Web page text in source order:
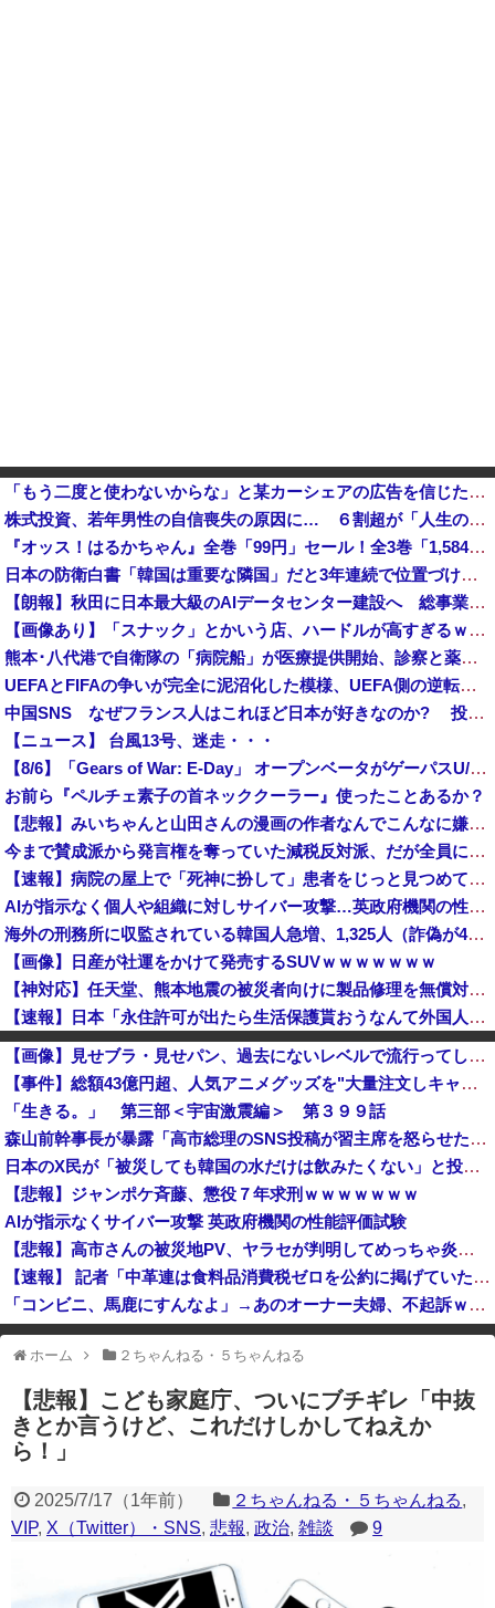
「もう二度と使わないからな」と某カーシェアの広告を信じた人が絶叫、船が遅れたからバスが無くなって困ってたりこの看板が…
株式投資、若年男性の自信喪失の原因に… ６割超が「人生の敗者」自認か
『オッス！はるかちゃん』全巻「99円」セール！全3巻「1,584円」→「297円」！男だらけの応援団とムチムチ娘のお色気コメディ！『バクくん』も...
日本の防衛白書「韓国は重要な隣国」だと3年連続で位置づけ…韓国メディア！
【朗報】秋田に日本最大級のAIデータセンター建設へ 総事業費2兆円、UAEが巨額投資を協議他
【画像あり】「スナック」とかいう店、ハードルが高すぎるｗｗｗｗｗｗｗ
熊本･八代港で自衛隊の「病院船」が医療提供開始、診察と薬剤処方…被災者向け大浴場も！
UEFAとFIFAの争いが完全に泥沼化した模様、UEFA側の逆転敗北すらあり得るような情勢に……
中国SNS なぜフランス人はこれほど日本が好きなのか? 投稿では「中国人も日本が好き」「普通の人は…」[8/6]
【ニュース】 台風13号、迷走・・・
【8/6】「Gears of War: E-Day」 オープンベータがゲーパスU/PCで参加可能！お
お前ら『ペルチェ素子の首ネッククーラー』使ったことあるか？
【悲報】みいちゃんと山田さんの漫画の作者なんでこんなに嫌われてるんだろうな
今まで賛成派から発言権を奪っていた減税反対派、だが全員に発言権が与えられるように方式変更された途端……
【速報】病院の屋上で「死神に扮して」患者をじっと見つめていた男性を逮捕
AIが指示なく個人や組織に対しサイバー攻撃…英政府機関の性能評価試験中！
海外の刑務所に収監されている韓国人急増、1,325人（詐偽が4分の1） 日本には254人
【画像】日産が社運をかけて発売するSUVｗｗｗｗｗｗｗ
【神対応】任天堂、熊本地震の被災者向けに製品修理を無償対応へ！さらに義援金5000万円を寄付！！
【速報】日本「永住許可が出たら生活保護貰おうなんて外国人が増えては困る。日本人以上の水準のみ許可」
消費税減税を閣議決定、背景に首相の財務省への強い不信と人事介入の示唆 歴代政権に増税を主導してきた財務省、高市内閣に完全敗北
「BYD Raccoと違って日本の軽規格では欧州には通用しない」と自動車系ライターが示唆、だが速攻で反例を提示されて即落ち二コマ状態に……
【画像】見せブラ・見せパン、過去にないレベルで流行ってしまうｗｗｗｗｗｗ
【事件】総額43億円超、人気アニメグッズを"大量注文しキャンセル"女逮捕…ネット「オンラインショップを売り切れ状態にして商品相場を操作してたのでは」
「生きる。」 第三部＜宇宙激震編＞ 第３９９話
森山前幹事長が暴露「高市総理のSNS投稿が習主席を怒らせた」 「その投稿が中国側（習近平主席）を怒らせ、日中関係をこじらせる大きなきっかけになった」
日本のX民が「被災しても韓国の水だけは飲みたくない」と投稿したのが韓国にバレてしまうw
【悲報】ジャンポケ斉藤、懲役７年求刑ｗｗｗｗｗｗｗ
AIが指示なくサイバー攻撃 英政府機関の性能評価試験
【悲報】高市さんの被災地PV、ヤラセが判明してめっちゃ炎上・・・・・・・・・
【速報】 記者「中革連は食料品消費税ゼロを公約に掲げていたが？」→階猛氏「そ、それは財源確保という条件付き」
「コンビニ、馬鹿にすんなよ」→あのオーナー夫婦、不起訴ｗｗｗｗｗｗｗｗｗ
中国「大洪水！」中国ダム「決壊」地元民「公式発表より死者多い！」中国政府「住民拘束！（安否不明」中国当局「救助隊動画も削除」台風13号「三峡ダム接近中」→
一部のコンテンツが表示されなくなったり、サイト全体のレイアウトが崩れ
たりする場合があります。
ホーム ２ちゃんねる・５ちゃんねる
【悲報】こども家庭庁、ついにブチギレ「中抜
きとか言うけど、これだけしかしてねえか
ら！」
2025/7/17 （1年前） ２ちゃんねる・５ちゃんねる,
VIP, X（Twitter）・SNS, 悲報, 政治, 雑談 9